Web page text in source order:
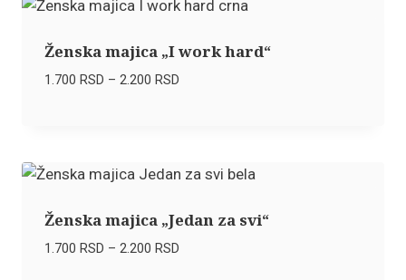
2.200 RSD
Ženska majica „I work hard“
1.700 RSD – 2.200 RSDRaspon
2.200 RSD
Ženska majica „Jedan za svi“
1.700 RSD – 2.200 RSDRaspon